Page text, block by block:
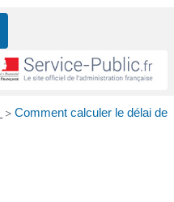
> Comment calculer le délai de